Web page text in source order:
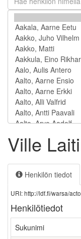
Ville
Henkilön tiedot
URI: http://ldf.fi/warsa/
Henkilötiedot
Sukunimi